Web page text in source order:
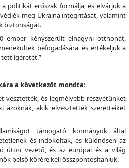
politikát erőszak formálja, és elvárjuk a
meg Ukrajna integritását, valamint
biztonságát.
ember kényszerült elhagyni otthonát,
befogadására, és értékeljük a
ígéretét.”
a következőt mondta:
vesztették, és legmélyebb részvétünket
azoknak, akik elvesztették szeretteiket
támogató kormányok által
és indokoltak, és különösen az
úton vezető, és az európai és a világ
belső körére kell összpontosítaniuk.